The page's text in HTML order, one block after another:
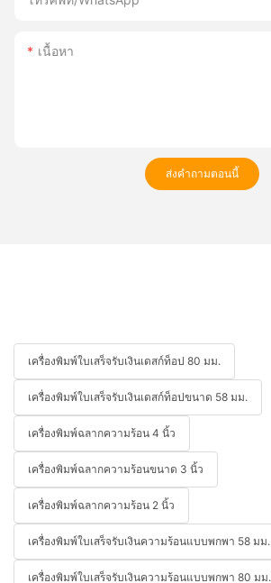
เนื้อหา
ส่งคำถามตอนนี้
เครื่องพิมพ์ใบเสร็จรับเงินเดสก์ท็อป 80 มม.
เครื่องพิมพ์ใบเสร็จรับเงินเดสก์ท็อปขนาด 58 มม.
เครื่องพิมพ์ฉลากความร้อน 4 นิ้ว
เครื่องพิมพ์ฉลากความร้อนขนาด 3 นิ้ว
เครื่องพิมพ์ฉลากความร้อน 2 นิ้ว
เครื่องพิมพ์ใบเสร็จรับเงินความร้อนแบบพกพา 58 มม.
เครื่องพิมพ์ใบเสร็จรับเงินความร้อนแบบพกพา 80 มม.